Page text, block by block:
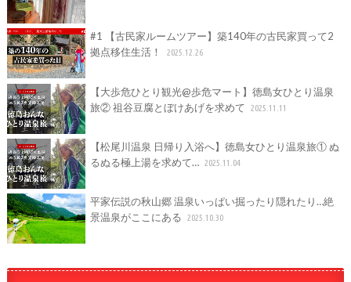
#1 【古民家ルームツアー】築140年の古民家買って2
拠点移住生活！
2025.12.26
【大歩危ひとり観光@歩危マート】徳島女ひとり温泉
旅② 祖谷豆腐とぼけあげを求めて
2025.11.11
【松尾川温泉 日帰り入浴へ】徳島女ひとり温泉旅① ぬ
るぬる極上湯を求めて… 2025.11.04
平家伝説の秋山郷 温泉いっぱい掘ったり隠れたり…絶
景温泉がここにある
2025.10.30